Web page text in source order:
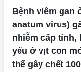
Bệnh viêm gan
anatum virus)
nhiễm cấp tính,
yếu ở vịt con
thể gây chết